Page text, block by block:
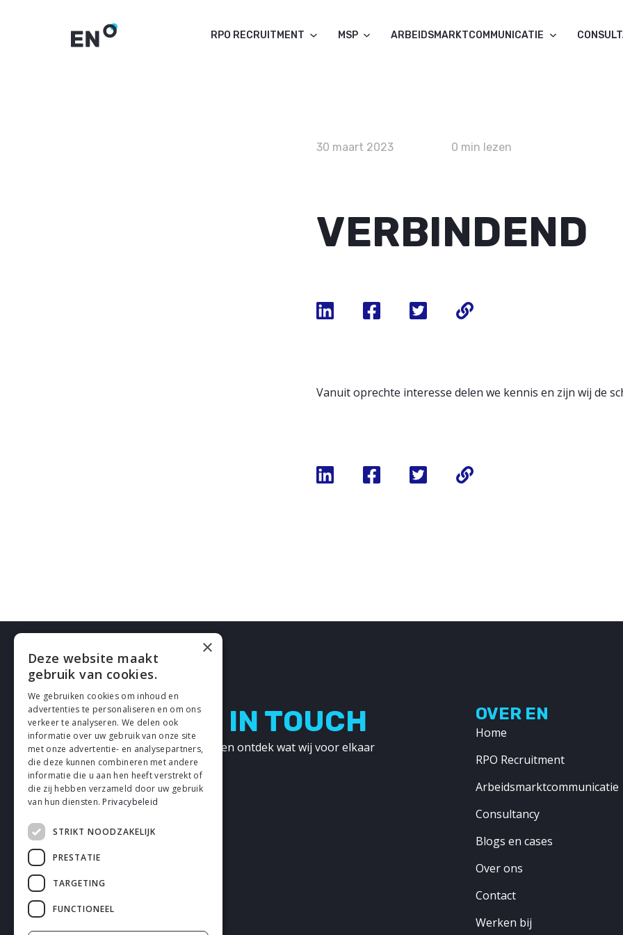
RPO RECRUITMENT MSP ARBEIDSMARKTCOMMUNICATIE
30 maart 2023 0 min lezen
VERBINDEND
Vanuit oprechte interesse delen we kennis en zijn wij de
LETS GET IN TOUCH
Neem contact met ons op en ontdek wat wij voor elkaar
kunnen betekenen!
CONTACT
OVER EN
Home
RPO Recruitment
Arbeidsmarktcommunicatie
Consultancy
Blogs en cases
Over ons
Contact
Werken bij
×
Deze website maakt
gebruik van cookies.
We gebruiken cookies om inhoud en
advertenties te personaliseren en om ons
verkeer te analyseren. We delen ook
informatie over uw gebruik van onze site
met onze advertentie- en analysepartners,
die deze kunnen combineren met andere
informatie die u aan hen heeft verstrekt of
die zij hebben verzameld door uw gebruik
van hun diensten. Privacybeleid
STRIKT NOODZAKELIJK
PRESTATIE
TARGETING
FUNCTIONEEL